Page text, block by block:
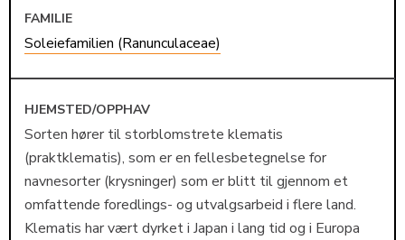
FAMILIE
Soleiefamilien (Ranunculaceae)
HJEMSTED/OPPHAV
Sorten hører til storblomstrete klematis
(praktklematis), som er en fellesbetegnelse for
navnesorter (krysninger) som er blitt til gjennom et
omfattende foredlings- og utvalgsarbeid i flere land.
Klematis har vært dyrket i Japan i lang tid og i Europa